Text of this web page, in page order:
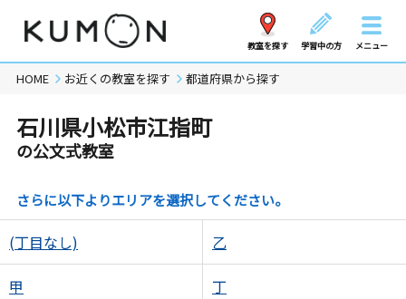
教室を探す 学習中の方 メニュー
HOME お近くの教室を探す 都道府県から探す
石川県小松市江指町
の公文式教室
さらに以下よりエリアを選択してください。
(丁目なし) 乙
甲 丁